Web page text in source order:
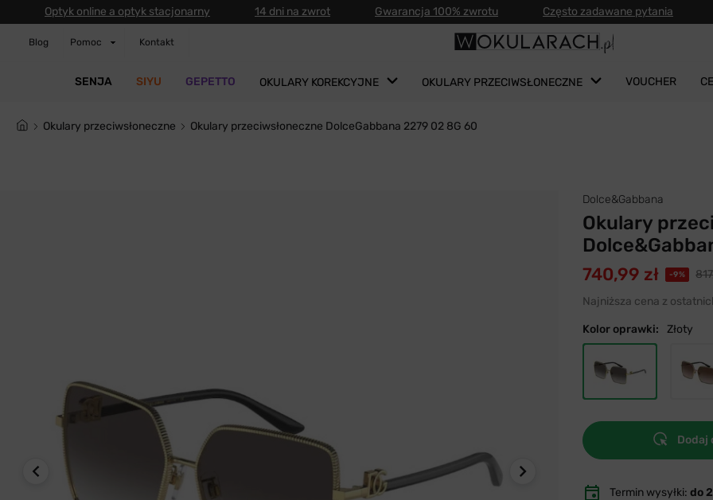
Optyk online a optyk stacjonarny 14 dni na zwrot Gwarancja 100% zwrotu Często zadawane pytania
Blog Pomoc Kontakt
SENJA SIYU GEPETTO OKULARY KOREKCYJNE OKULARY PRZECIWSŁONECZNE VOUCHER
Okulary przeciwsłoneczne Okulary przeciwsłoneczne DolceGabbana 2279 02 8G 60
Dolce&Gabbana
Okulary
740,99 zł -9%
Najniższa cena z
Kolor oprawki: Złoty
Dodaj
Termin wysyłki: do